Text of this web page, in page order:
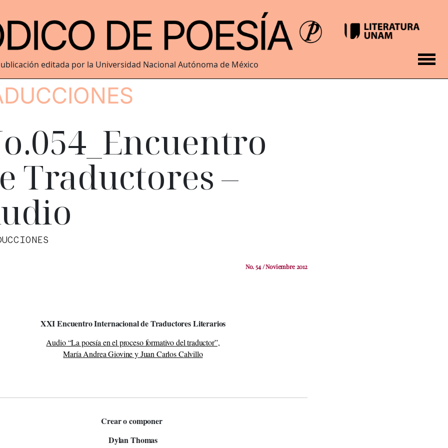
editada por la Universidad Nacional Autónoma de México
Traductores –
No. 54 / Noviembre 2012
XXI Encuentro Internacional de Traductores Literarios
Audio “La poesía en el proceso formativo del traductor”,
María Andrea Giovine y Juan Carlos Calvillo
Crear o componer
Dylan Thomas